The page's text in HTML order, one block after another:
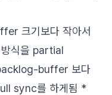
크기보다 작아서
식을 partial
buffer 보다
sync를 하게됨 *